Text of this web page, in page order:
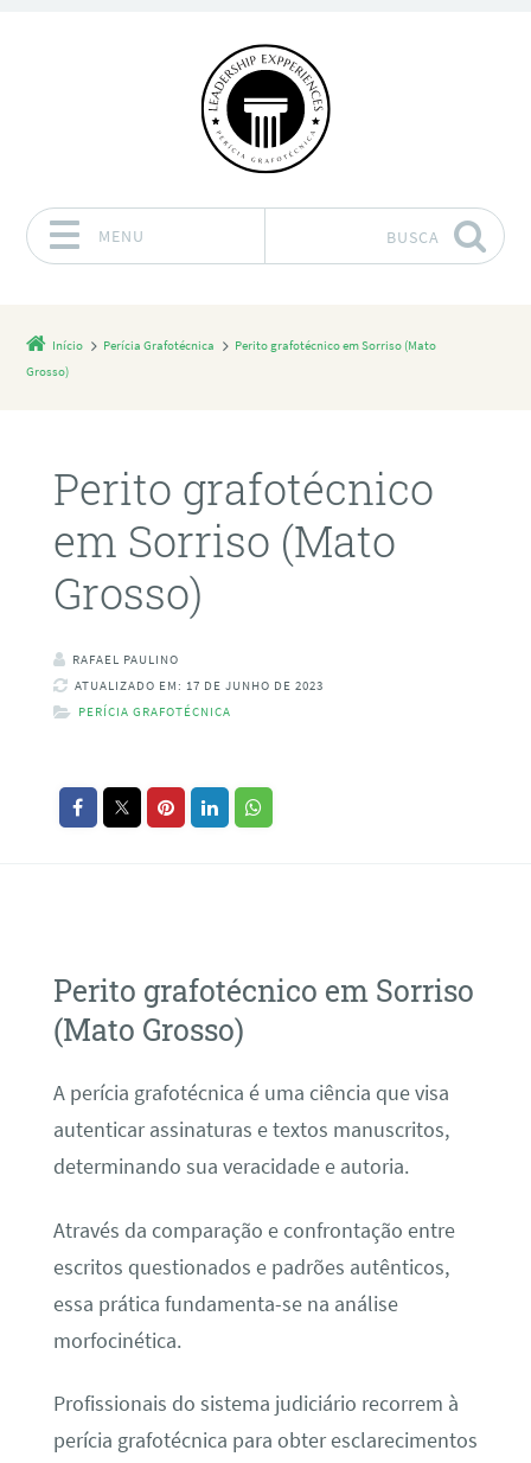
MENU BUSCA
Início Perícia Grafotécnica
Perito grafotécnico em Sorriso (Mato
Grosso)
Perito grafotécnico
em Sorriso (Mato
Grosso)
RAFAEL PAULINO
ATUALIZADO EM: 17 DE JUNHO DE 2023
PERÍCIA GRAFOTÉCNICA
Perito grafotécnico em Sorriso
(Mato Grosso)
A perícia grafotécnica é uma ciência que visa
autenticar assinaturas e textos manuscritos,
determinando sua veracidade e autoria.
Através da comparação e confrontação entre
escritos questionados e padrões autênticos,
essa prática fundamenta-se na análise
morfocinética.
Profissionais do sistema judiciário recorrem à
perícia grafotécnica para obter esclarecimentos